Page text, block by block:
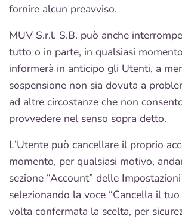
fornire alcun preavviso.
MUV S.r.l. S.B. può anche
tutto o in parte, in qualsiasi
informerà in anticipo gli Utenti, a
sospensione non sia dovuta a
ad altre circostanze che non
provvedere nel senso sopra detto.
L’Utente può cancellare il proprio
momento, per qualsiasi motivo,
sezione “Account” delle
selezionando la voce “Cancella il
volta confermata la scelta, per